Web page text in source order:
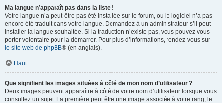
Ma langue n’apparaît pas dans la liste !
Votre langue n’a peut-être pas été installée sur le forum, ou le logiciel n’a pas
encore été traduit dans votre langue. Demandez à un administrateur s’il peut
installer la langue souhaitée. Si la traduction n’existe pas, vous pouvez vous
porter volontaire pour la démarrer. Pour plus d’informations, rendez-vous sur
le site web de phpBB® (en anglais).
Haut
Que signifient les images situées à côté de mon nom d’utilisateur ?
Deux images peuvent apparaître à côté de votre nom d’utilisateur lorsque vous
consultez un sujet. La première peut être une image associée à votre rang, le